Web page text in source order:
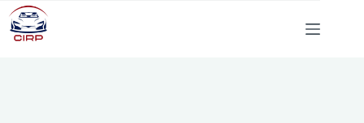
Passer
au
contenu